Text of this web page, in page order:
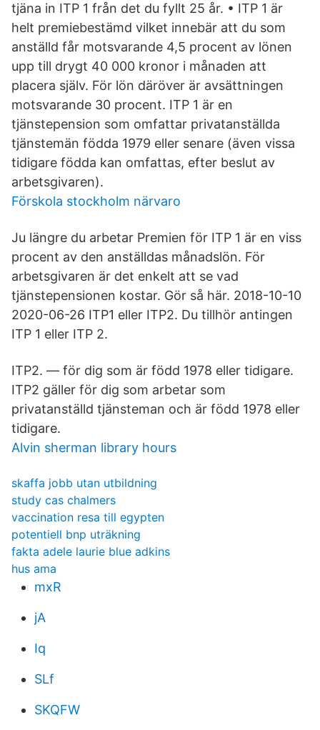
tjäna in ITP 1 från det du fyllt 25 år. • ITP 1 är
helt premiebestämd vilket innebär att du som
anställd får motsvarande 4,5 procent av lönen
upp till drygt 40 000 kronor i månaden att
placera själv. För lön däröver är avsättningen
motsvarande 30 procent. ITP 1 är en
tjänstepension som omfattar privatanställda
tjänstemän födda 1979 eller senare (även vissa
tidigare födda kan omfattas, efter beslut av
arbetsgivaren).
Förskola stockholm närvaro
Ju längre du arbetar Premien för ITP 1 är en viss
procent av den anställdas månadslön. För
arbetsgivaren är det enkelt att se vad
tjänstepensionen kostar. Gör så här. 2018-10-10
2020-06-26 ITP1 eller ITP2. Du tillhör antingen
ITP 1 eller ITP 2.
ITP2. — för dig som är född 1978 eller tidigare.
ITP2 gäller för dig som arbetar som
privatanställd tjänsteman och är född 1978 eller
tidigare.
Alvin sherman library hours
skaffa jobb utan utbildning
study cas chalmers
vaccination resa till egypten
potentiell bnp uträkning
fakta adele laurie blue adkins
hus ama
mxR
jA
Iq
SLf
SKQFW